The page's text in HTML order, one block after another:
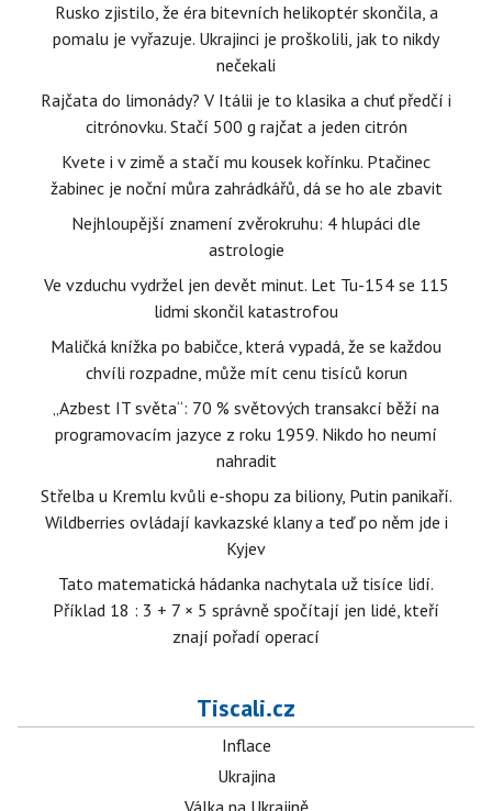
Rusko zjistilo, že éra bitevních helikoptér skončila, a
pomalu je vyřazuje. Ukrajinci je proškolili, jak to nikdy
nečekali
Rajčata do limonády? V Itálii je to klasika a chuť předčí i
citrónovku. Stačí 500 g rajčat a jeden citrón
Kvete i v zimě a stačí mu kousek kořínku. Ptačinec
žabinec je noční můra zahrádkářů, dá se ho ale zbavit
Nejhloupější znamení zvěrokruhu: 4 hlupáci dle
astrologie
Ve vzduchu vydržel jen devět minut. Let Tu-154 se 115
lidmi skončil katastrofou
Maličká knížka po babičce, která vypadá, že se každou
chvíli rozpadne, může mít cenu tisíců korun
„Azbest IT světa“: 70 % světových transakcí běží na
programovacím jazyce z roku 1959. Nikdo ho neumí
nahradit
Střelba u Kremlu kvůli e-shopu za biliony, Putin panikaří.
Wildberries ovládají kavkazské klany a teď po něm jde i
Kyjev
Tato matematická hádanka nachytala už tisíce lidí.
Příklad 18 : 3 + 7 × 5 správně spočítají jen lidé, kteří
znají pořadí operací
Tiscali.cz
Inflace
Ukrajina
Válka na Ukrajině